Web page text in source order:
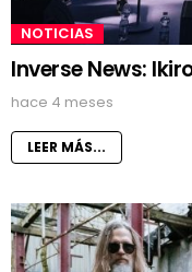
NOTICIAS
Inverse News:
hace 4 meses
LEER MÁS...